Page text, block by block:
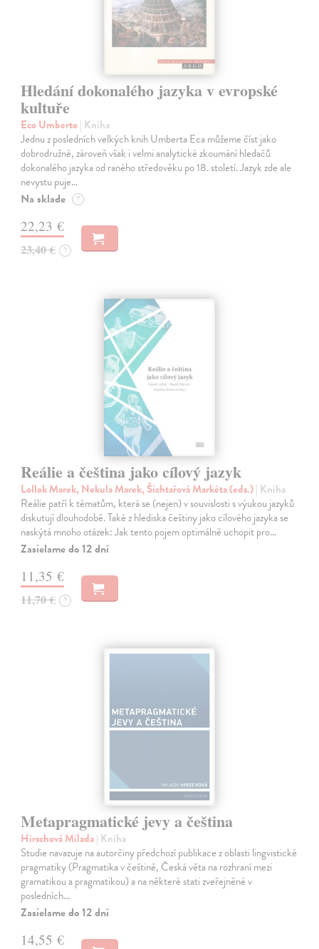
Hledání dokonalého jazyka v evropské
kultuře
Eco Umberto| Kniha
Jednu z posledních velkých knih Umberta Eca můžeme číst jako
dobrodružné, zároveň však i velmi analytické zkoumání hledačů
dokonalého jazyka od raného středověku po 18. století. Jazyk zde ale
nevystu puje…
Na sklade ?
22,23 €
23,40 € ?
Reálie a čeština jako cílový jazyk
Lollok Marek, Nekula Marek, Šichtařová Markéta (eds.)| Kniha
Reálie patří k tématům, která se (nejen) v souvislosti s výukou jazyků
diskutují dlouhodobě. Také z hlediska češtiny jako cílového jazyka se
naskýtá mnoho otázek: Jak tento pojem optimálně uchopit pro…
Zasielame do 12 dní
11,35 €
11,70 € ?
Metapragmatické jevy a čeština
Hirschová Milada| Kniha
Studie navazuje na autorčiny předchozí publikace z oblasti lingvistické
pragmatiky (Pragmatika v češtině, Česká věta na rozhraní mezi
gramatikou a pragmatikou) a na některé stati zveřejněné v
posledních…
Zasielame do 12 dní
14,55 €